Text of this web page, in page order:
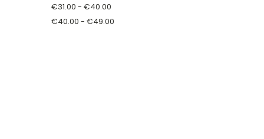
€31.00 - €40.00
€40.00 - €49.00